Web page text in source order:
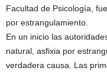
Facultad de Psicología,
por estrangulamiento.
En un inicio las
natural, asfixia por
verdadera causa. Las